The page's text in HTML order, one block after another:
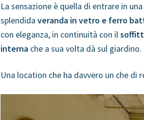
La sensazione è quella di entrare in
splendida veranda in vetro e ferro
con eleganza, in continuità con il
interna che a sua volta dà sul giardino.
Una location che ha davvero un che di